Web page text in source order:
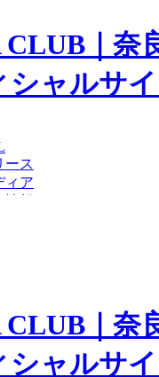
ース
ィア
ンコミュニティ
育成
ムタウン
他
27トップチームスタッフ